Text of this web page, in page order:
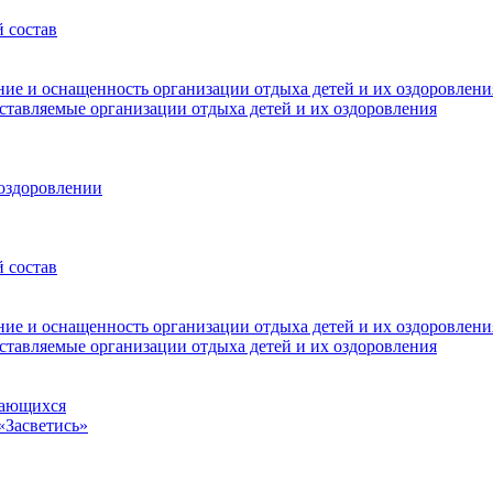
и оснащенность организации отдыха детей и их
организации отдыха детей и их оздоровления
и оснащенность организации отдыха детей и их
организации отдыха детей и их оздоровления